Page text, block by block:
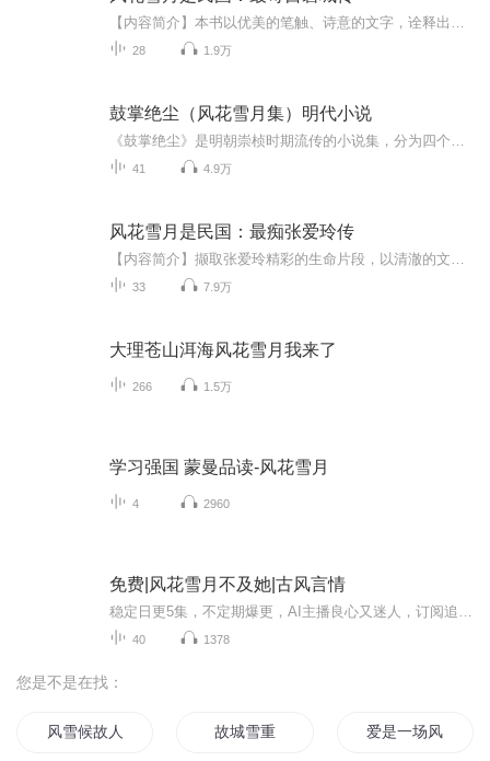
28 1.9万
鼓掌绝尘（风花雪月集）明代小说
41 4.9万
风花雪月是民国：最痴张爱玲传
33 7.9万
大理苍山洱海风花雪月我来了
266 1.5万
学习强国 蒙曼品读-风花雪月
4 2960
免费|风花雪月不及她|古风言情
40 1378
您是不是在找：
风雪候故人 故城雪重 爱是一场风花雪月